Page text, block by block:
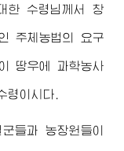
한 수령님께서 창
주체농법의 요구
땅우에 과학농사
령 이시다.
들과 농장원들이